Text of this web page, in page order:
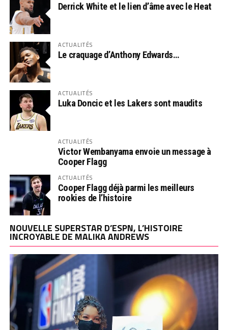
Derrick White et le lien d’âme avec le Heat
ACTUALITÉS
Le craquage d’Anthony Edwards…
ACTUALITÉS
Luka Doncic et les Lakers sont maudits
ACTUALITÉS
Victor Wembanyama envoie un message à
Cooper Flagg
ACTUALITÉS
Cooper Flagg déjà parmi les meilleurs
rookies de l’histoire
NOUVELLE SUPERSTAR D’ESPN, L’HISTOIRE
INCROYABLE DE MALIKA ANDREWS